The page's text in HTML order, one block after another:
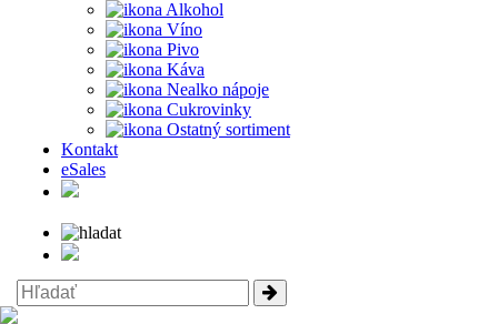
Alkohol
Víno
Pivo
Káva
Nealko nápoje
Cukrovinky
Ostatný sortiment
Kontakt
eSales